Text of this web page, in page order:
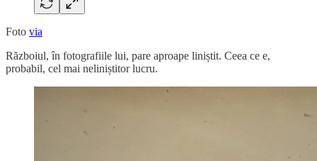
Foto via
Războiul, în fotografiile lui, pare aproape liniștit. Ceea ce e,
probabil, cel mai neliniștitor lucru.